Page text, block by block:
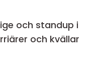
och standup i
och kvällar